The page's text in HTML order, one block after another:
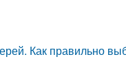
Как правильно